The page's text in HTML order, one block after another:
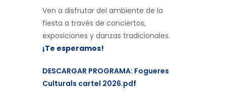
Ven a disfrutar del ambiente de la
fiesta a través de conciertos,
exposiciones y danzas tradicionales.
¡Te esperamos!
DESCARGAR PROGRAMA: Fogueres
Culturals cartel 2026.pdf